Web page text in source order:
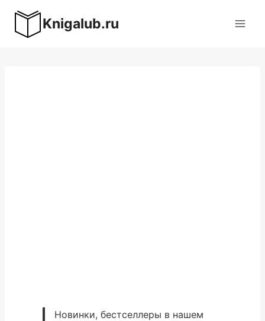
содержимому
Knigalub.ru
Новинки, бестселлеры в нашем